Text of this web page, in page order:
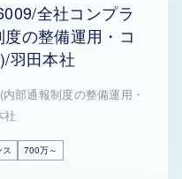
全社コンプラ
の整備運用・コ
羽田本社
部通報制度の整備運用・
社
ス 700万～